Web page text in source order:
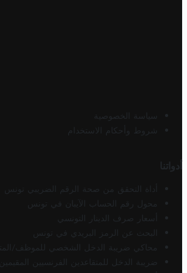
سياسة الخصوصية
شروط وأحكام الاستخدام
أدواتنا
أداة التحقق من صحة الرقم الضريبي تونس
محول رقم الحساب الآيبان في تونس
أسعار صرف الدينار التونسي
البحث عن الرمز البريدي في تونس
محاكي ضريبة الدخل الشخصي للموظف/
ضريبة الدخل للمتقاعدين الفرنسيين